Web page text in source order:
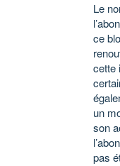
Le
ce
cette
un
son
pas